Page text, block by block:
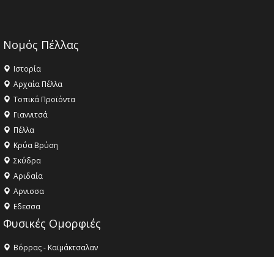
Νομός Πέλλας
Ιστορία
Αρχαία Πέλλα
Τοπικά Προϊόντα
Γιαννιτσά
Πέλλα
Κρύα Βρύση
Σκύδρα
Αριδαία
Aρνισσα
Eδεσσα
Φυσικές Ομορφιές
Βόρρας - Καϊμάκτσαλαν